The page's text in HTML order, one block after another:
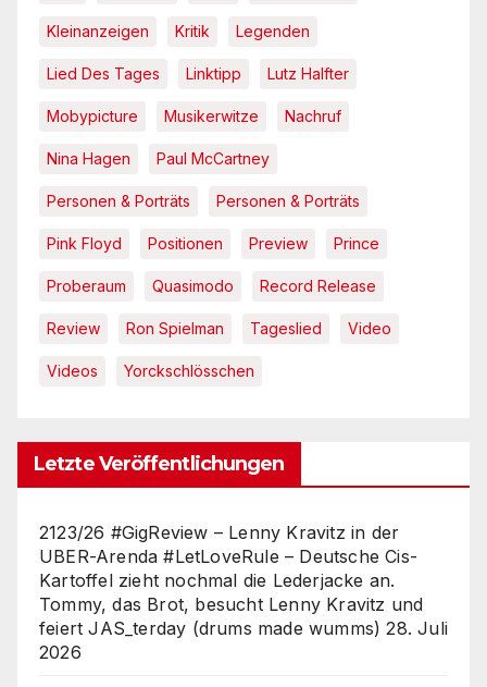
Kleinanzeigen Kritik Legenden
Lied Des Tages Linktipp Lutz Halfter
Mobypicture Musikerwitze Nachruf
Nina Hagen Paul McCartney
Personen & Porträts Personen & Porträts
Pink Floyd Positionen Preview Prince
Proberaum Quasimodo Record Release
Review Ron Spielman Tageslied Video
Videos Yorckschlösschen
Letzte Veröffentlichungen
2123/26 #GigReview – Lenny Kravitz in der
UBER-Arenda #LetLoveRule – Deutsche Cis-
Kartoffel zieht nochmal die Lederjacke an.
Tommy, das Brot, besucht Lenny Kravitz und
feiert JAS_terday (drums made wumms) 28. Juli
2026